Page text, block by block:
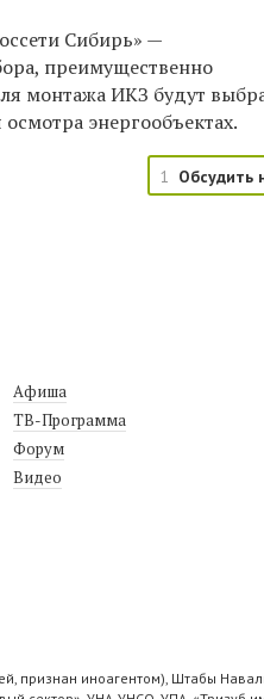
Сибирь» —
преимущественно
монтажа ИКЗ будут
энергообъектах.
1 Обсудить
Афиша
ТВ-Программа
Форум
Видео
иноагентом), Штабы